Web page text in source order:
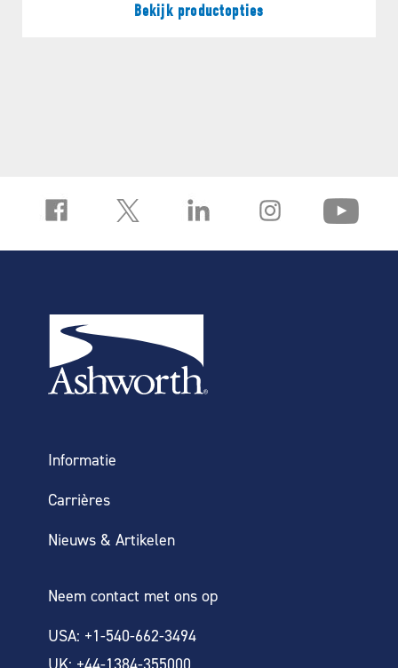
Bekijk productopties
Informatie
Carrières
Nieuws & Artikelen
Neem contact met ons op
USA: +1-540-662-3494
UK: +44-1384-355000